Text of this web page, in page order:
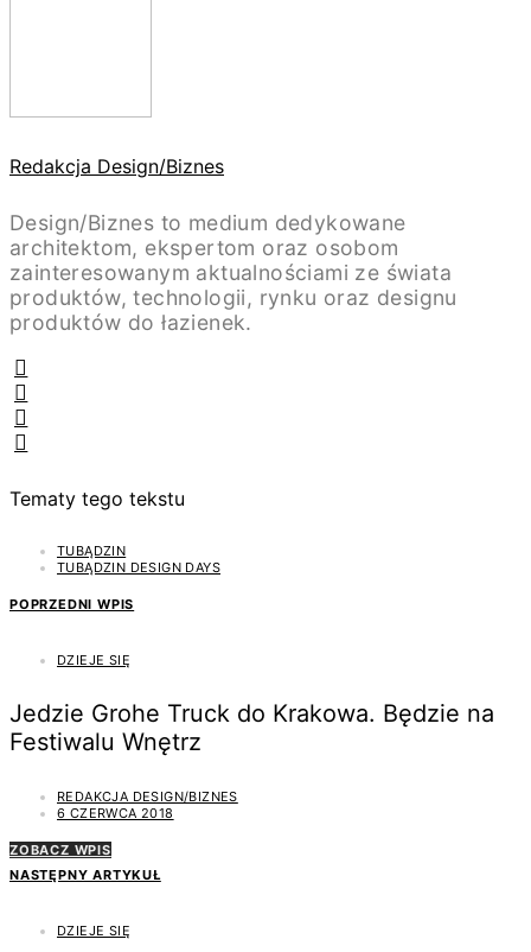
Redakcja Design/Biznes
Design/Biznes to medium dedykowane
architektom, ekspertom oraz osobom
zainteresowanym aktualnościami ze świata
produktów, technologii, rynku oraz designu
produktów do łazienek.
Tematy tego tekstu
TUBĄDZIN
TUBĄDZIN DESIGN DAYS
POPRZEDNI WPIS
DZIEJE SIĘ
Jedzie Grohe Truck do Krakowa. Będzie na
Festiwalu Wnętrz
REDAKCJA DESIGN/BIZNES
6 CZERWCA 2018
ZOBACZ WPIS
NASTĘPNY ARTYKUŁ
DZIEJE SIĘ